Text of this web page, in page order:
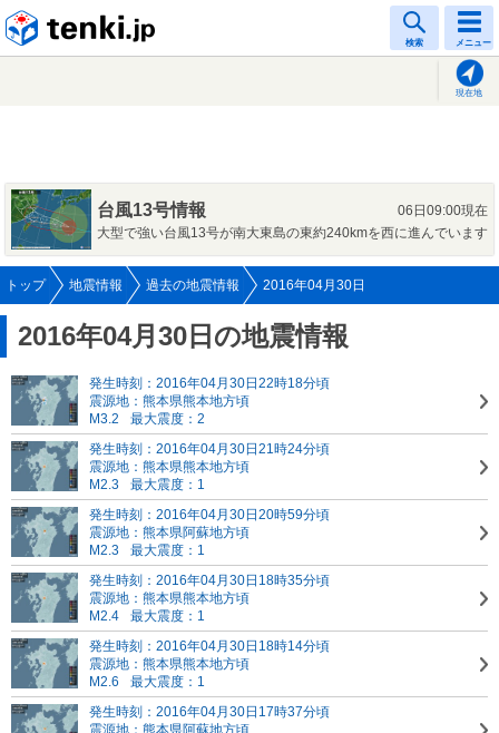
検索 メニュー
現在地
台風13号情報
06日09:00現在
大型で強い台風13号が南大東島の東約240kmを西に進んでいます
トップ 地震情報 過去の地震情報 2016年04月30日
2016年04月30日の地震情報
発生時刻：2016年04月30日22時18分頃
震源地：熊本県熊本地方頃
M3.2
最大震度：2
発生時刻：2016年04月30日21時24分頃
震源地：熊本県熊本地方頃
M2.3
最大震度：1
発生時刻：2016年04月30日20時59分頃
震源地：熊本県阿蘇地方頃
M2.3
最大震度：1
発生時刻：2016年04月30日18時35分頃
震源地：熊本県熊本地方頃
M2.4
最大震度：1
発生時刻：2016年04月30日18時14分頃
震源地：熊本県熊本地方頃
M2.6
最大震度：1
発生時刻：2016年04月30日17時37分頃
震源地：熊本県阿蘇地方頃